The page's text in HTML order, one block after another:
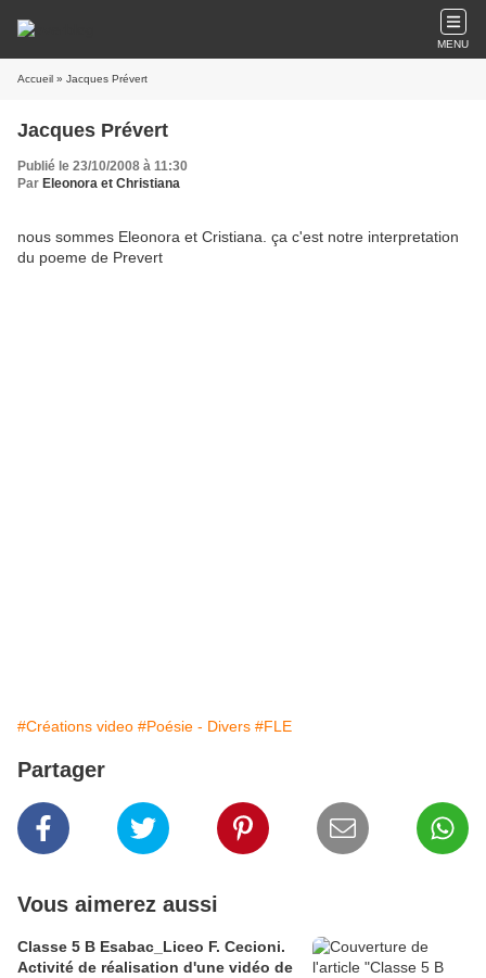
MENU
Accueil » Jacques Prévert
Jacques Prévert
Publié le 23/10/2008 à 11:30
Par Eleonora et Christiana
nous sommes Eleonora et Cristiana. ça c'est notre interpretation
du poeme de Prevert
#Créations video #Poésie - Divers #FLE
Partager
Vous aimerez aussi
Classe 5 B Esabac_Liceo F. Cecioni.
Activité de réalisation d'une vidéo de